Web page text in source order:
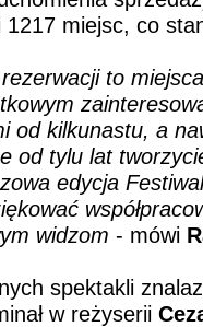
miejsc, co
to
od kilkunastu, a
od tylu lat
edycja
widzom - mówi
spektakli
w reżyserii